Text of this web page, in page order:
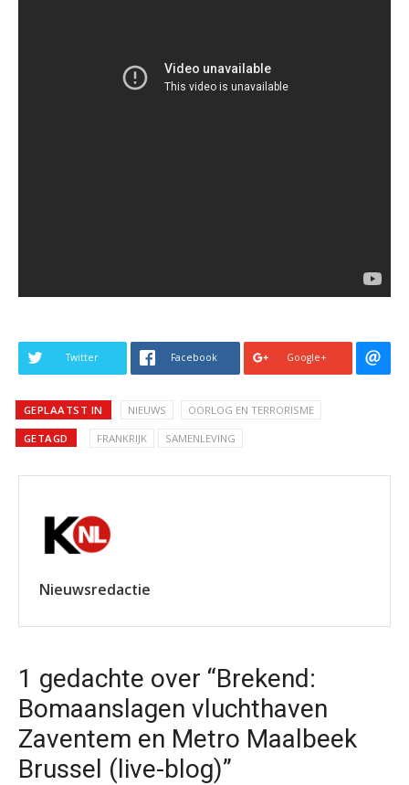
Twitter Facebook Google+
GEPLAATST IN NIEUWS OORLOG EN TERRORISME
GETAGD FRANKRIJK SAMENLEVING
Nieuwsredactie
1 gedachte over “Brekend:
Bomaanslagen vluchthaven
Zaventem en Metro Maalbeek
Brussel (live-blog)”